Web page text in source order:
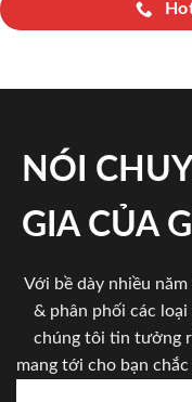
NÓI
GIA CỦA
Với bề dày nhiều
& phân phối các loại
chúng tôi tin tưởng
mang tới cho bạn